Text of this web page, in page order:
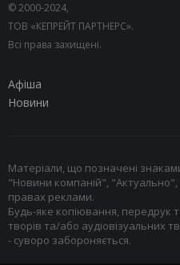
© 2000-2024,
ТОВ «КЕПРЕЙТ ПАРТНЕРС».
Всі права захищені.
Афіша
Новини
Матеріали, що позначені
"Новини компаній",
правах реклами.
Будь-яке копіювання, передрук
творів та/або аудіовізуальних
- суворо забороняється.